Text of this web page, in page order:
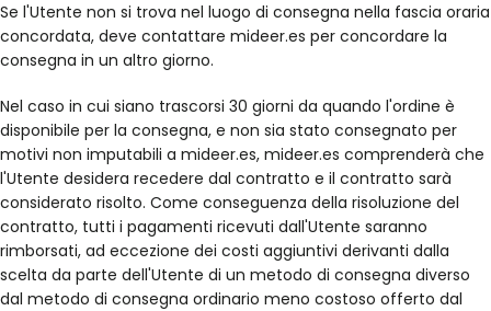
Se l'Utente non si trova nel luogo di consegna nella fascia oraria
concordata, deve contattare mideer.es per concordare la
consegna in un altro giorno.
Nel caso in cui siano trascorsi 30 giorni da quando l'ordine è
disponibile per la consegna, e non sia stato consegnato per
motivi non imputabili a mideer.es, mideer.es comprenderà che
l'Utente desidera recedere dal contratto e il contratto sarà
considerato risolto. Come conseguenza della risoluzione del
contratto, tutti i pagamenti ricevuti dall'Utente saranno
rimborsati, ad eccezione dei costi aggiuntivi derivanti dalla
scelta da parte dell'Utente di un metodo di consegna diverso
dal metodo di consegna ordinario meno costoso offerto dal